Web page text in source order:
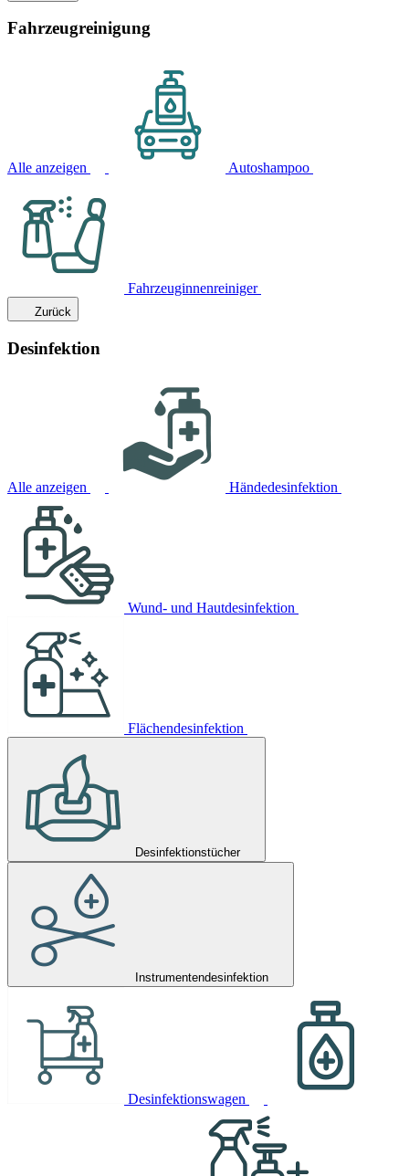
Fahrzeugreinigung
Alle anzeigen Autoshampoo
Fahrzeuginnenreiniger
Zurück
Desinfektion
Alle anzeigen Händedesinfektion
Wund- und Hautdesinfektion
Flächendesinfektion
Desinfektionstücher
Instrumentendesinfektion
Desinfektionswagen